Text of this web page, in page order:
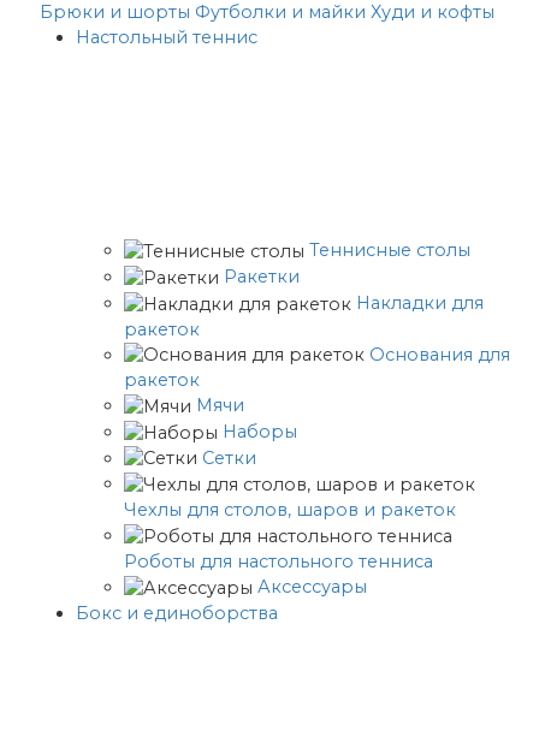
Брюки и шорты Футболки и майки Худи и кофты
Настольный теннис
Теннисные столы
Ракетки
Накладки для
ракеток
Основания для
ракеток
Мячи
Наборы
Сетки
Чехлы для столов, шаров и ракеток
Роботы для настольного тенниса
Аксессуары
Бокс и единоборства